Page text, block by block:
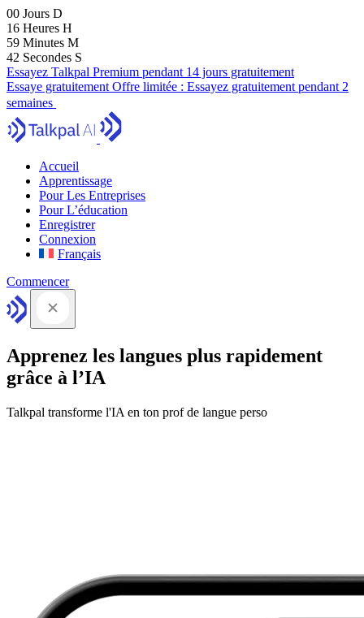
00 Jours D
16 Heures H
59 Minutes M
41 Secondes S
Essayez Talkpal Premium pendant 14 jours gratuitement
Essaye gratuitement Offre limitée : Essayez gratuitement pendant 2
semaines
Accueil
Apprentissage
Pour Les Entreprises
Pour L’éducation
Enregistrer
Connexion
Français
Commencer
Apprenez les langues plus rapidement
grâce à l’IA
Talkpal transforme l'IA en ton prof de langue perso